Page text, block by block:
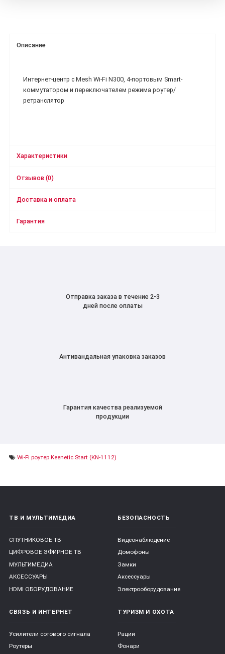
Описание
Интернет-центр с Mesh Wi-Fi N300, 4-портовым Smart-
коммутатором и переключателем режима роутер/
ретранслятор
Характеристики
Отзывов (0)
Доставка и оплата
Гарантия
Отправка заказа в течение 2-3
дней после оплаты
Антивандальная упаковка заказов
Гарантия качества реализуемой
продукции
Wi-Fi роутер Keenetic Start (KN-1112)
ТВ И МУЛЬТИМЕДИА
СПУТНИКОВОЕ ТВ
ЦИФРОВОЕ ЭФИРНОЕ ТВ
МУЛЬТИМЕДИА
АКСЕССУАРЫ
HDMI ОБОРУДОВАНИЕ
БЕЗОПАСНОСТЬ
Видеонаблюдение
Домофоны
Замки
Аксессуары
Электрооборудование
СВЯЗЬ И ИНТЕРНЕТ
Усилители сотового сигнала
Роутеры
ТУРИЗМ И ОХОТА
Рации
Фонари